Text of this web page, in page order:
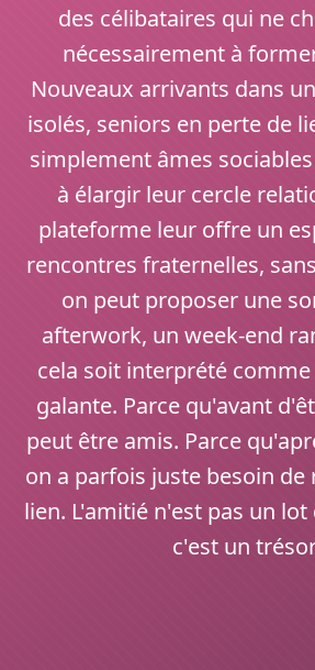
des célibataires qui ne
nécessairement à
Nouveaux arrivants dans
isolés, seniors en perte de
simplement âmes
à élargir leur cercle
plateforme leur offre un
rencontres fraternelles,
on peut proposer une
afterwork, un week-end
cela soit interprété
galante. Parce qu'avant
peut être amis. Parce
on a parfois juste besoin
lien. L'amitié n'est pas un
c'est un